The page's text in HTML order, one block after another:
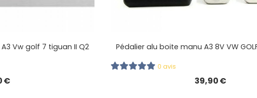
Vw golf 7 tiguan II Q2
€
Pédalier alu boite manu A3 8V VW
0 avis
39,90€